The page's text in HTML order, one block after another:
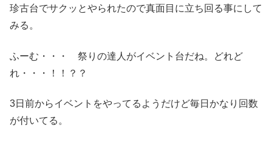
珍古台でサクッとやられたので真面目に立ち回る事にして
みる。
ふーむ・・・ 祭りの達人がイベント台だね。どれど
れ・・・！！？？
3日前からイベントをやってるようだけど毎日かなり回数
が付いてる。